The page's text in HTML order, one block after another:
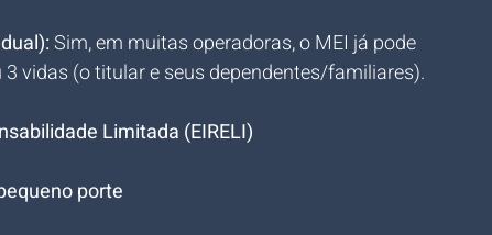
Sim, em muitas operadoras, o MEI já pode
vidas (o titular e seus dependentes/familiares).
Limitada (EIRELI)
porte